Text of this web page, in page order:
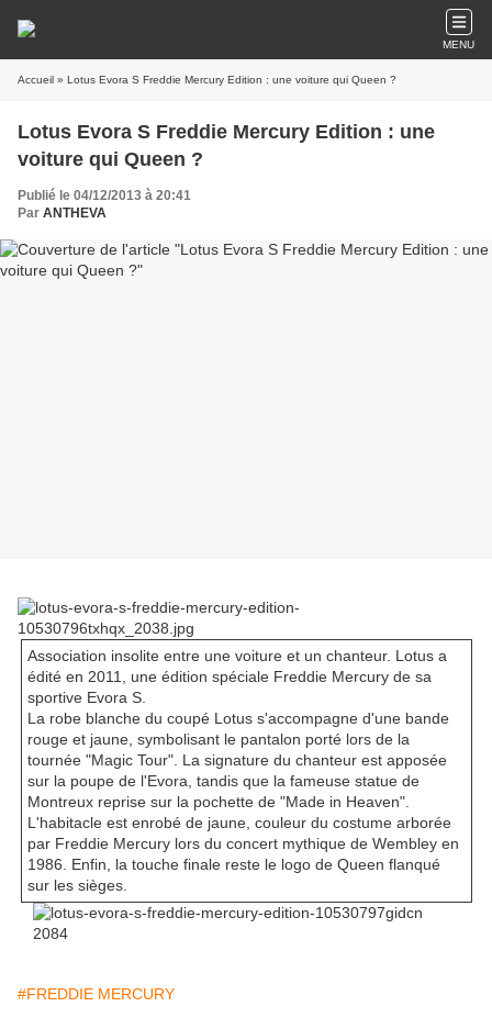
MENU
Accueil » Lotus Evora S Freddie Mercury Edition : une voiture qui Queen ?
Lotus Evora S Freddie Mercury Edition : une
voiture qui Queen ?
Publié le 04/12/2013 à 20:41
Par ANTHEVA
Association insolite entre une voiture et un chanteur. Lotus a
édité en 2011, une édition spéciale Freddie Mercury de sa
sportive Evora S.
La robe blanche du coupé Lotus s'accompagne d'une bande
rouge et jaune, symbolisant le pantalon porté lors de la
tournée "Magic Tour". La signature du chanteur est apposée
sur la poupe de l'Evora, tandis que la fameuse statue de
Montreux reprise sur la pochette de "Made in Heaven".
L'habitacle est enrobé de jaune, couleur du costume arborée
par Freddie Mercury lors du concert mythique de Wembley en
1986. Enfin, la touche finale reste le logo de Queen flanqué
sur les sièges.
#FREDDIE MERCURY